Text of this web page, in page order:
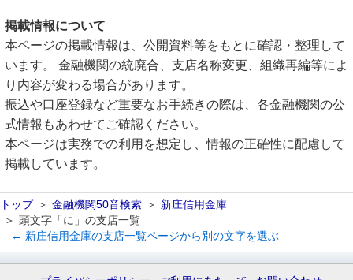
掲載情報について
本ページの掲載情報は、公開資料等をもとに確認・整理して
います。 金融機関の統廃合、支店名称変更、組織再編等によ
り内容が変わる場合があります。
振込や口座登録など重要なお手続きの際は、各金融機関の公
式情報もあわせてご確認ください。
本ページは実務での利用を想定し、情報の正確性に配慮して
掲載しています。
トップ 金融機関50音検索
新庄信用金庫
頭文字「に」の支店一覧
← 新庄信用金庫の支店一覧ページから別の文字を選ぶ